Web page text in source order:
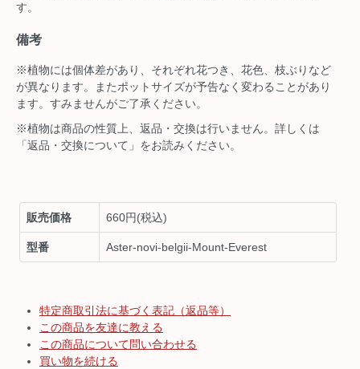
す。
備考
※植物には個体差があり、それぞれ花つき、花色、枝ぶりなど
が異なります。またポットサイズが予告なく変わることがあり
ます。すみませんがご了承ください。
※植物は商品の性質上、返品・交換は行いません。詳しくは
「返品・交換について」をお読みください。
販売価格 660円(税込)
型番 Aster-novi-belgii-Mount-Everest
特定商取引法に基づく表記（返品等）
この商品を友達に教える
この商品について問い合わせる
買い物を続ける